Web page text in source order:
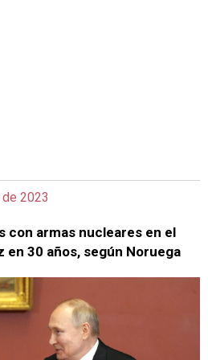
2023
con armas nucleares en el
30 años, según Noruega